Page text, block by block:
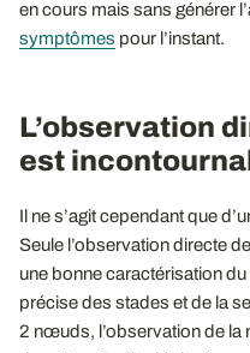
en cours mais sans générer
symptômes pour l’instant.
L’observation
est
Il ne s’agit cependant que
Seule l’observation directe
une bonne caractérisation
précise des stades et de la
2 nœuds, l’observation de la